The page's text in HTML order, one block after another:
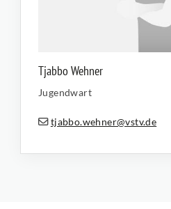
Tjabbo Wehner
Jugendwart
tjabbo.wehner@vstv.de